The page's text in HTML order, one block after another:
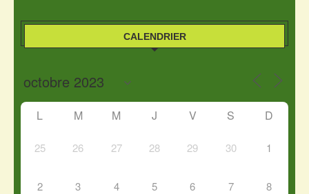
CALENDRIER
L M M J V S D
25 26 27 28 29 30 1
2 3 4 5 6 7 8